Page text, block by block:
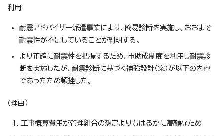
利用
耐震アドバイザー派遣事業により、簡易診断を実施し、おおよそ
耐震性が不足していることが判明する。
より正確に耐震性を把握するため、市助成制度を利用し耐震診
断を実施したが、耐震診断に基づく補強設計（案）が以下の内容
であったため頓挫した。
（理由）
工事概算費用が管理組合の想定よりもはるかに高額なため